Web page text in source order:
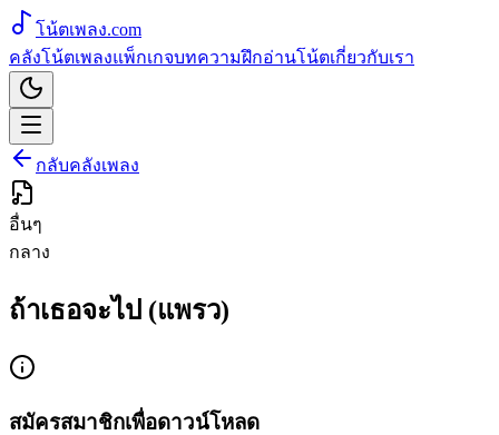
โน้ตเพลง.com
คลังโน้ตเพลงแพ็กเกจบทความฝึกอ่านโน้ตเกี่ยวกับเรา
กลับคลังเพลง
อื่นๆ
กลาง
ถ้าเธอจะไป (แพรว)
สมัครสมาชิกเพื่อดาวน์โหลด